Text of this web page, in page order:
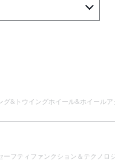
グ&トウイングホイール&ホイール
ーフティ ファンクション＆テクノロ